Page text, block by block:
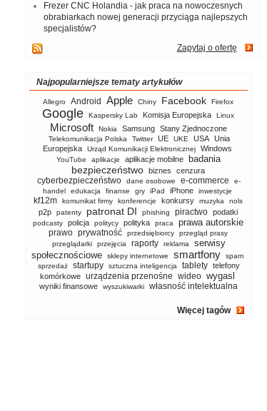
Frezer CNC Holandia - jak praca na nowoczesnych
obrabiarkach nowej generacji przyciąga najlepszych
specjalistów?
Zapytaj o ofertę
Najpopularniejsze tematy artykułów
Allegro Android Apple Chiny Facebook Firefox
Google Kaspersky Lab Komisja Europejska Linux
Microsoft Nokia Samsung Stany Zjednoczone
Telekomunikacja Polska Twitter UE UKE USA
Unia
Europejska
Urząd Komunikacji Elektronicznej Windows
YouTube aplikacje aplikacje mobilne badania
bezpieczeństwo biznes cenzura
cyberbezpieczeństwo dane osobowe e-commerce
e-
handel
edukacja finanse gry iPad iPhone inwestycje
kf12m komunikat firmy konferencje konkursy muzyka nols
p2p patenty patronat DI phishing piractwo podatki
podcasty policja politycy polityka praca prawa autorskie
prawo prywatność przedsiębiorcy
przegląd prasy
przeglądarki
przejęcia raporty reklama
serwisy
społecznościowe
sklepy internetowe smartfony
spam
sprzedaż
startupy sztuczna inteligencja tablety telefony
komórkowe urządzenia przenośne wideo wygasl
wyniki finansowe wyszukiwarki własność intelektualna
Więcej tagów